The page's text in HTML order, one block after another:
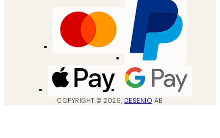
COPYRIGHT ©2026, DESENIO AB